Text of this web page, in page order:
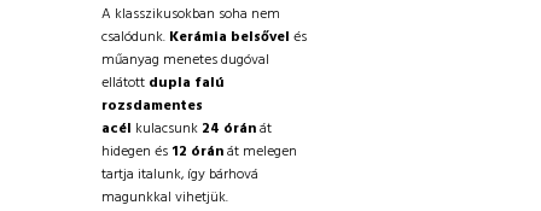
A klasszikusokban soha nem
csalódunk. Kerámia belsővel és
műanyag menetes dugóval
ellátott dupla falú
rozsdamentes
acél kulacsunk 24 óránát
hidegen és 12 óránát melegen
tartja italunk, így bárhová
magunkkal vihetjük.